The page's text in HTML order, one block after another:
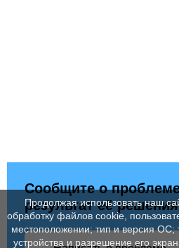
Сообщите о
результат её решения
Продолжая использовать наш
обработку файлов cookie,
местоположении; тип и версия ОС;
устройства и разрешение его